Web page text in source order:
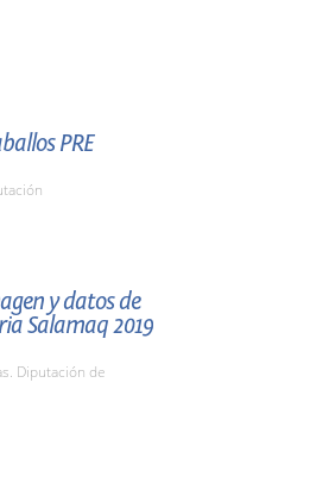
PRE
y datos de
Salamaq 2019
Diputación de